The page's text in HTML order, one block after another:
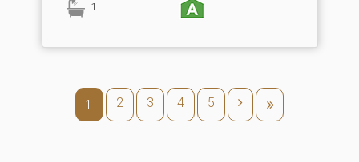
1
1 2 3 4 5